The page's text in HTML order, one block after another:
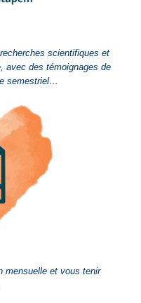
scientifiques et
avec des témoignages de
semestriel…
mensuelle et vous tenir